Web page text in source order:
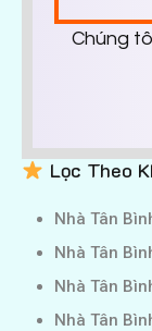
Chúng
Lọc Theo
Nhà Tân
Nhà Tân
Nhà Tân
Nhà Tân